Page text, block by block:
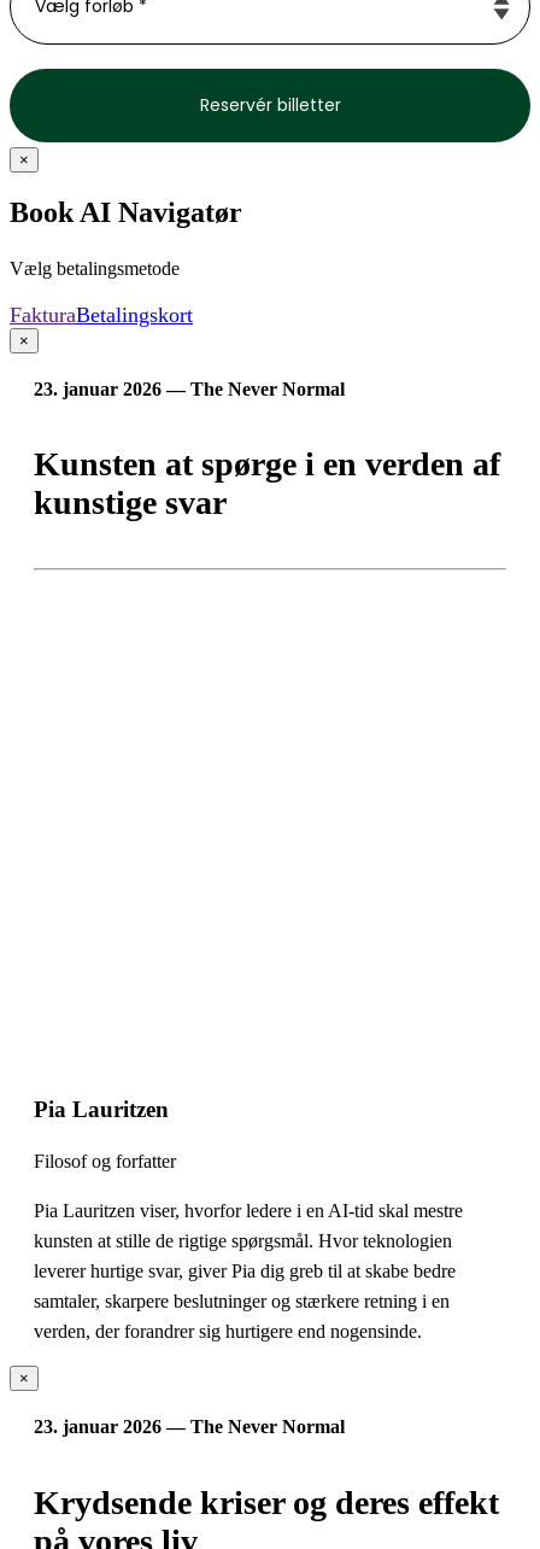
×
Book AI Navigatør
Vælg betalingsmetode
FakturaBetalingskort
×
23. januar 2026 — The Never Normal
Kunsten at spørge i en verden af
kunstige svar
Pia Lauritzen
Filosof og forfatter
Pia Lauritzen viser, hvorfor ledere i en AI-tid skal mestre
kunsten at stille de rigtige spørgsmål. Hvor teknologien
leverer hurtige svar, giver Pia dig greb til at skabe bedre
samtaler, skarpere beslutninger og stærkere retning i en
verden, der forandrer sig hurtigere end nogensinde.
×
23. januar 2026 — The Never Normal
Krydsende kriser og deres effekt
på vores liv